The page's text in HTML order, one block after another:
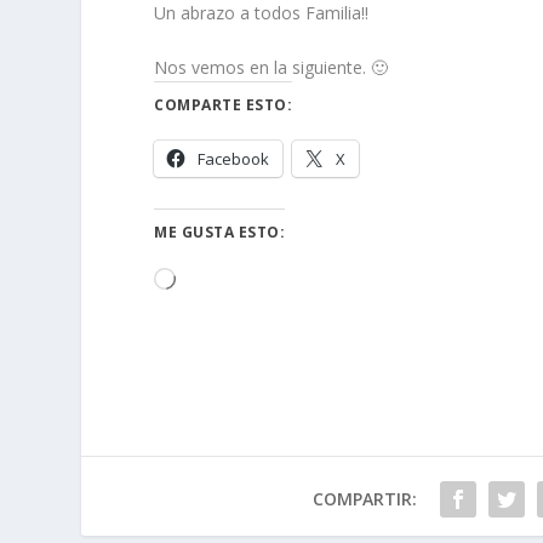
Un abrazo a todos Familia!!
Nos vemos en la siguiente. 🙂
COMPARTE ESTO:
Facebook X
ME GUSTA ESTO:
Cargando...
COMPARTIR: